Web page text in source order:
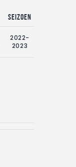
Seizoen
2022-
2023